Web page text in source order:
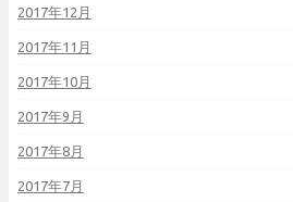
2017年12月
2017年11月
2017年10月
2017年9月
2017年8月
2017年7月